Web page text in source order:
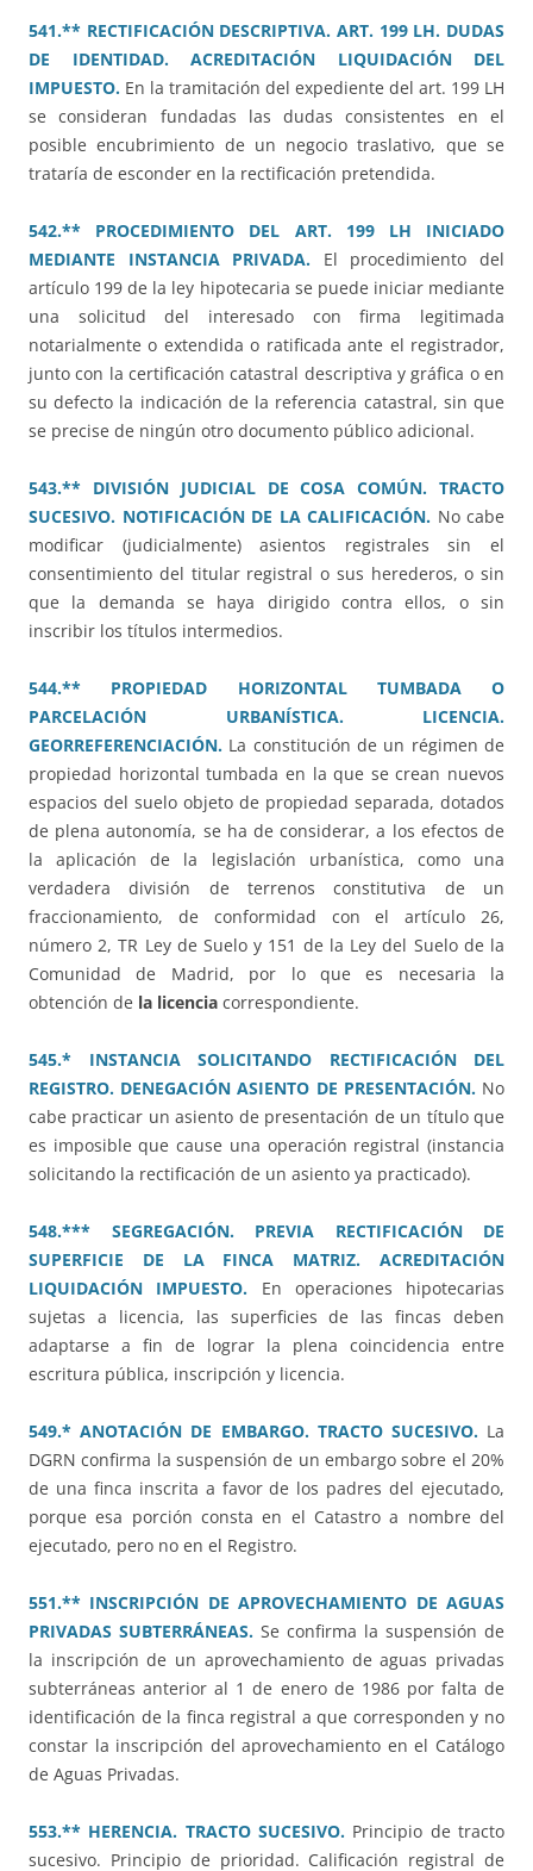
541.** RECTIFICACIÓN DESCRIPTIVA. ART. 199 LH. DUDAS
DE IDENTIDAD. ACREDITACIÓN LIQUIDACIÓN DEL
IMPUESTO. En la tramitación del expediente del art. 199 LH
se consideran fundadas las dudas consistentes en el
posible encubrimiento de un negocio traslativo, que se
trataría de esconder en la rectificación pretendida.
542.** PROCEDIMIENTO DEL ART. 199 LH INICIADO
MEDIANTE INSTANCIA PRIVADA.
El procedimiento del
artículo 199 de la ley hipotecaria se puede iniciar mediante
una solicitud del interesado con firma legitimada
notarialmente o extendida o ratificada ante el registrador,
junto con la certificación catastral descriptiva y gráfica o en
su defecto la indicación de la referencia catastral, sin que
se precise de ningún otro documento público adicional.
543.** DIVISIÓN JUDICIAL DE COSA COMÚN. TRACTO
SUCESIVO. NOTIFICACIÓN DE LA CALIFICACIÓN. No cabe
modificar (judicialmente) asientos registrales sin el
consentimiento del titular registral o sus herederos, o sin
que la demanda se haya dirigido contra ellos, o sin
inscribir los títulos intermedios.
544.** PROPIEDAD HORIZONTAL TUMBADA O
PARCELACIÓN URBANÍSTICA. LICENCIA.
GEORREFERENCIACIÓN. La constitución de un régimen de
propiedad horizontal tumbada en la que se crean nuevos
espacios del suelo objeto de propiedad separada, dotados
de plena autonomía, se ha de considerar, a los efectos de
la aplicación de la legislación urbanística, como una
verdadera división de terrenos constitutiva de un
fraccionamiento, de conformidad con el artículo 26,
número 2, TR Ley de Suelo y 151 de la Ley del Suelo de la
Comunidad de Madrid, por lo que es necesaria la
obtención de la licencia correspondiente.
545.* INSTANCIA SOLICITANDO RECTIFICACIÓN DEL
REGISTRO. DENEGACIÓN ASIENTO DE PRESENTACIÓN.No
cabe practicar un asiento de presentación de un título que
es imposible que cause una operación registral (instancia
solicitando la rectificación de un asiento ya practicado).
548.*** SEGREGACIÓN. PREVIA RECTIFICACIÓN DE
SUPERFICIE DE LA FINCA MATRIZ. ACREDITACIÓN
LIQUIDACIÓN IMPUESTO.
En operaciones hipotecarias
sujetas a licencia, las superficies de las fincas deben
adaptarse a fin de lograr la plena coincidencia entre
escritura pública, inscripción y licencia.
549.* ANOTACIÓN DE EMBARGO. TRACTO SUCESIVO. La
DGRN confirma la suspensión de un embargo sobre el 20%
de una finca inscrita a favor de los padres del ejecutado,
porque esa porción consta en el Catastro a nombre del
ejecutado, pero no en el Registro.
551.** INSCRIPCIÓN DE APROVECHAMIENTO DE AGUAS
PRIVADAS SUBTERRÁNEAS. Se confirma la suspensión de
la inscripción de un aprovechamiento de aguas privadas
subterráneas anterior al 1 de enero de 1986 por falta de
identificación de la finca registral a que corresponden y no
constar la inscripción del aprovechamiento en el Catálogo
de Aguas Privadas.
553.** HERENCIA. TRACTO SUCESIVO. Principio de tracto
sucesivo. Principio de prioridad. Calificación registral de